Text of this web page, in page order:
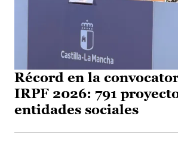
Récord en la
IRPF 2026: 791
entidades sociales